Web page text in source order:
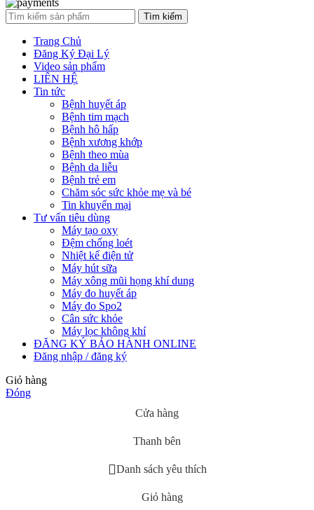
Tìm kiếm
Trang Chủ
Đăng Ký Đại Lý
Video sản phẩm
LIÊN HỆ
Tin tức
Bệnh huyết áp
Bệnh tim mạch
Bệnh hô hấp
Bệnh xương khớp
Bệnh theo mùa
Bệnh da liễu
Bệnh trẻ em
Chăm sóc sức khỏe mẹ và bé
Tin khuyến mại
Tư vấn tiêu dùng
Máy tạo oxy
Đệm chống loét
Nhiệt kế điện tử
Máy hút sữa
Máy xông mũi họng khí dung
Máy đo huyết áp
Máy đo Spo2
Cân sức khỏe
Máy lọc không khí
ĐĂNG KÝ BẢO HÀNH ONLINE
Đăng nhập / đăng ký
Giỏ hàng
Đóng
Cửa hàng
Thanh bên
Danh sách yêu thích
Giỏ hàng